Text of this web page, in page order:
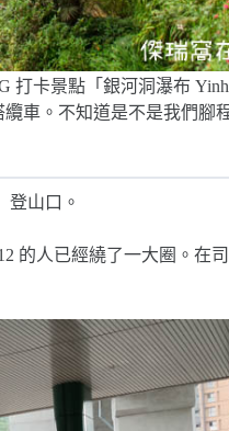
卡景點「銀河洞瀑布 Yinhe
車。不知道是不是我們腳
登山口。
的人已經繞了一大圈。在